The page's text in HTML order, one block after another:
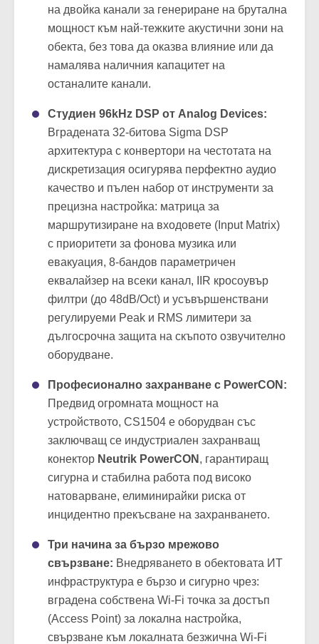
на двойка канали за генериране на брутална
мощност към най-тежките акустични зони на
обекта, без това да оказва влияние или да
намалява наличния капацитет на
останалите канали.
Студиен 96kHz DSP от Analog Devices:
Вградената 32-битова Sigma DSP
архитектура с конвертори на честотата на
дискретизация осигурява перфектно аудио
качество и пълен набор от инструменти за
прецизна настройка: матрица за
маршрутизиране на входовете (Input Matrix)
с приоритети за фонова музика или
евакуация, 8-бандов параметричен
еквалайзер на всеки канал, IIR кросоувър
филтри (до 48dB/Oct) и усъвършенствани
регулируеми Peak и RMS лимитери за
дългосрочна защита на скъпото озвучително
оборудване.
Професионално захранване с PowerCON:
Предвид огромната мощност на
устройството, CS1504 е оборудван със
заключващ се индустриален захранващ
конектор Neutrik PowerCON , гарантиращ
сигурна и стабилна работа под високо
натоварване, елиминирайки риска от
инцидентно прекъсване на захранването.
Три начина за бързо мрежово
свързване: Внедряването в обектовата ИТ
инфраструктура е бързо и сигурно чрез:
вградена собствена Wi-Fi точка за достъп
(Access Point) за локална настройка,
свързване към локалната безжична Wi-Fi